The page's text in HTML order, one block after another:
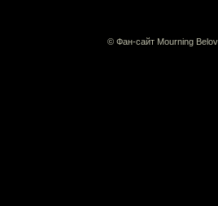
© Фан-сайт Mourning